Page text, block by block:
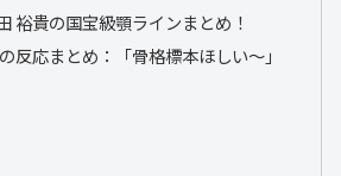
裕貴の国宝級顎ラインまとめ！
応まとめ：「骨格標本ほしい～」